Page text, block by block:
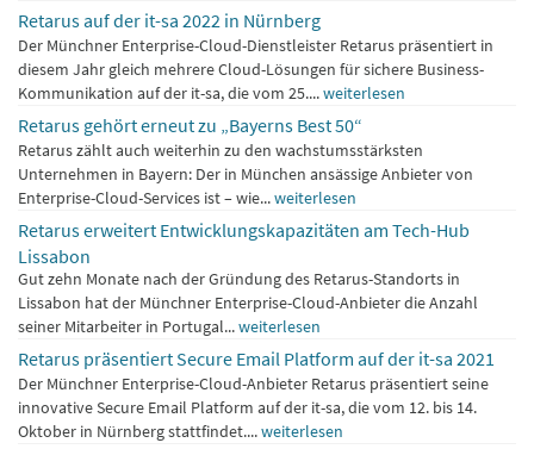
Retarus auf der it-sa 2022 in Nürnberg
Der Münchner Enterprise-Cloud-Dienstleister Retarus präsentiert in
diesem Jahr gleich mehrere Cloud-Lösungen für sichere Business-
Kommunikation auf der it-sa, die vom 25....weiterlesen
Retarus gehört erneut zu „Bayerns Best 50“
Retarus zählt auch weiterhin zu den wachstumsstärksten
Unternehmen in Bayern: Der in München ansässige Anbieter von
Enterprise-Cloud-Services ist – wie...weiterlesen
Retarus erweitert Entwicklungskapazitäten am Tech-Hub
Lissabon
Gut zehn Monate nach der Gründung des Retarus-Standorts in
Lissabon hat der Münchner Enterprise-Cloud-Anbieter die Anzahl
seiner Mitarbeiter in Portugal...weiterlesen
Retarus präsentiert Secure Email Platform auf der it-sa 2021
Der Münchner Enterprise-Cloud-Anbieter Retarus präsentiert seine
innovative Secure Email Platform auf der it-sa, die vom 12. bis 14.
Oktober in Nürnberg stattfindet....weiterlesen